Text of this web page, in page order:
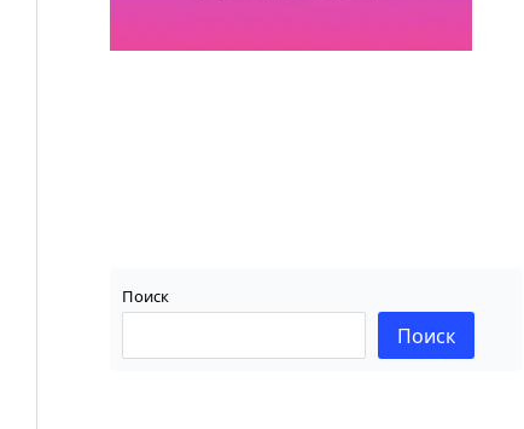
Поиск
Поиск